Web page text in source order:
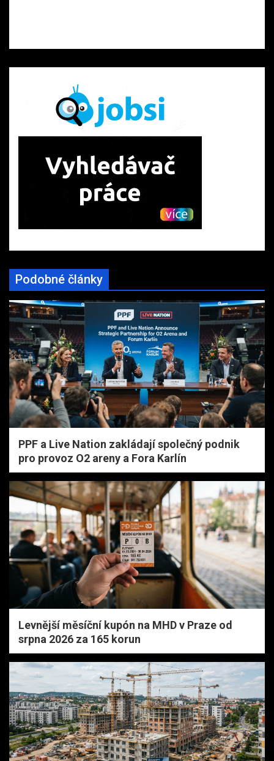
Podobné články
PPF a Live Nation zakládají společný podnik
pro provoz O2 areny a Fora Karlín
Levnější měsíční kupón na MHD v Praze od
srpna 2026 za 165 korun